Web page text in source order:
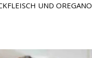
UND OREGANO